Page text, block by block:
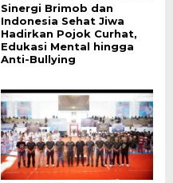
Sinergi Brimob dan
Indonesia Sehat Jiwa
Hadirkan Pojok Curhat,
Edukasi Mental hingga
Anti-Bullying